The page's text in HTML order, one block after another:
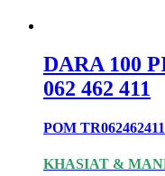
DARA 100
062 462 411
POM TR062462411
KHASIAT &